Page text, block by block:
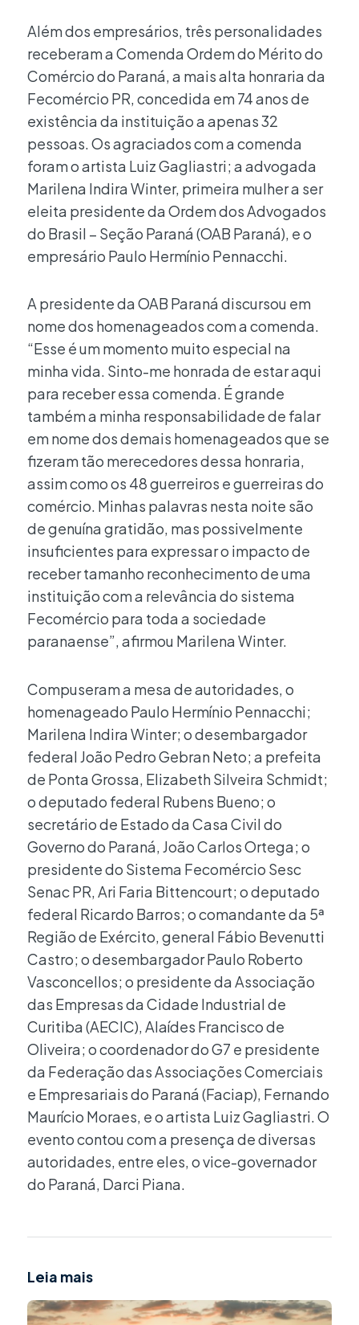
Além dos empresários, três personalidades
receberam a Comenda Ordem do Mérito do
Comércio do Paraná, a mais alta honraria da
Fecomércio PR, concedida em 74 anos de
existência da instituição a apenas 32
pessoas. Os agraciados com a comenda
foram o artista Luiz Gagliastri; a advogada
Marilena Indira Winter, primeira mulher a ser
eleita presidente da Ordem dos Advogados
do Brasil – Seção Paraná (OAB Paraná), e o
empresário Paulo Hermínio Pennacchi.
A presidente da OAB Paraná discursou em
nome dos homenageados com a comenda.
“Esse é um momento muito especial na
minha vida. Sinto-me honrada de estar aqui
para receber essa comenda. É grande
também a minha responsabilidade de falar
em nome dos demais homenageados que se
fizeram tão merecedores dessa honraria,
assim como os 48 guerreiros e guerreiras do
comércio. Minhas palavras nesta noite são
de genuína gratidão, mas possivelmente
insuficientes para expressar o impacto de
receber tamanho reconhecimento de uma
instituição com a relevância do sistema
Fecomércio para toda a sociedade
paranaense”, afirmou Marilena Winter.
Compuseram a mesa de autoridades, o
homenageado Paulo Hermínio Pennacchi;
Marilena Indira Winter; o desembargador
federal João Pedro Gebran Neto; a prefeita
de Ponta Grossa, Elizabeth Silveira Schmidt;
o deputado federal Rubens Bueno; o
secretário de Estado da Casa Civil do
Governo do Paraná, João Carlos Ortega; o
presidente do Sistema Fecomércio Sesc
Senac PR, Ari Faria Bittencourt; o deputado
federal Ricardo Barros; o comandante da 5ª
Região de Exército, general Fábio Bevenutti
Castro; o desembargador Paulo Roberto
Vasconcellos; o presidente da Associação
das Empresas da Cidade Industrial de
Curitiba (AECIC), Alaídes Francisco de
Oliveira; o coordenador do G7 e presidente
da Federação das Associações Comerciais
e Empresariais do Paraná (Faciap), Fernando
Maurício Moraes, e o artista Luiz Gagliastri. O
evento contou com a presença de diversas
autoridades, entre eles, o vice-governador
do Paraná, Darci Piana.
Leia mais